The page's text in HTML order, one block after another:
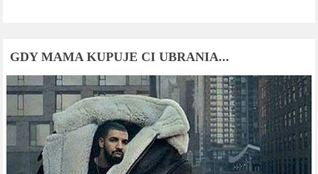
GDY MAMA KUPUJE CI UBRANIA...